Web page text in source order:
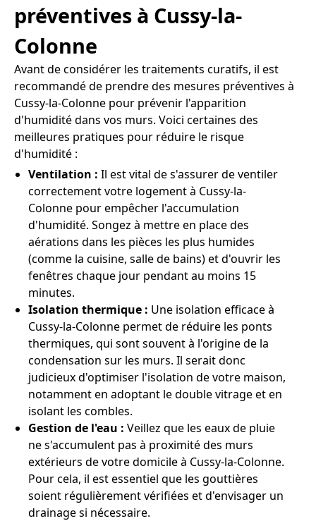
préventives à Cussy-la-
Colonne
Avant de considérer les traitements curatifs, il est
recommandé de prendre des mesures préventives à
Cussy-la-Colonne pour prévenir l'apparition
d'humidité dans vos murs. Voici certaines des
meilleures pratiques pour réduire le risque
d'humidité :
Ventilation : Il est vital de s'assurer de ventiler
correctement votre logement à Cussy-la-
Colonne pour empêcher l'accumulation
d'humidité. Songez à mettre en place des
aérations dans les pièces les plus humides
(comme la cuisine, salle de bains) et d'ouvrir les
fenêtres chaque jour pendant au moins 15
minutes.
Isolation thermique : Une isolation efficace à
Cussy-la-Colonne permet de réduire les ponts
thermiques, qui sont souvent à l'origine de la
condensation sur les murs. Il serait donc
judicieux d'optimiser l'isolation de votre maison,
notamment en adoptant le double vitrage et en
isolant les combles.
Gestion de l'eau : Veillez que les eaux de pluie
ne s'accumulent pas à proximité des murs
extérieurs de votre domicile à Cussy-la-Colonne.
Pour cela, il est essentiel que les gouttières
soient régulièrement vérifiées et d'envisager un
drainage si nécessaire.